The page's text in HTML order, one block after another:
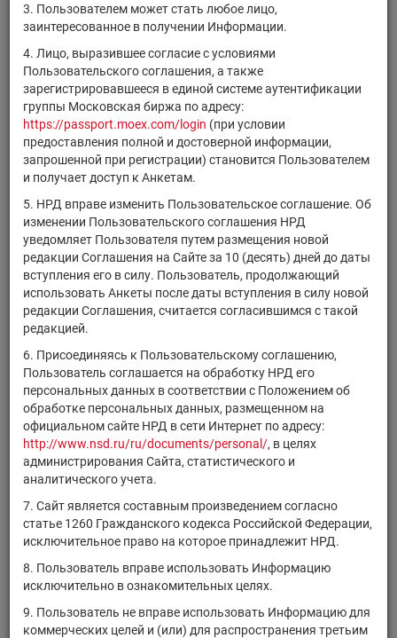
3. Пользователем может стать любое лицо,
заинтересованное в получении Информации.
4. Лицо, выразившее согласие с условиями
Пользовательского соглашения, а также
зарегистрировавшееся в единой системе аутентификации
группы Московская биржа по адресу:
https://passport.moex.com/login (при условии
предоставления полной и достоверной информации,
запрошенной при регистрации) становится Пользователем
и получает доступ к Анкетам.
5. НРД вправе изменить Пользовательское соглашение. Об
изменении Пользовательского соглашения НРД
уведомляет Пользователя путем размещения новой
редакции Соглашения на Сайте за 10 (десять) дней до даты
вступления его в силу. Пользователь, продолжающий
использовать Анкеты после даты вступления в силу новой
редакции Соглашения, считается согласившимся с такой
редакцией.
6. Присоединяясь к Пользовательскому соглашению,
Пользователь соглашается на обработку НРД его
персональных данных в соответствии с Положением об
обработке персональных данных, размещенном на
официальном сайте НРД в сети Интернет по адресу:
http://www.nsd.ru/ru/documents/personal/, в целях
администрирования Сайта, статистического и
аналитического учета.
7. Сайт является составным произведением согласно
статье 1260 Гражданского кодекса Российской Федерации,
исключительное право на которое принадлежит НРД.
8. Пользователь вправе использовать Информацию
исключительно в ознакомительных целях.
9. Пользователь не вправе использовать Информацию для
коммерческих целей и (или) для распространения третьим
06.08.2026
Показано 21-40 из 21391 найденных ценных бумаг.
Код НРД
Эмитент/ИФ/
ИП
Тип
финансового
инструмента
номер
RU000A0JVGL5
"НОТА-Банк"
(ПАО)
облигации 4B020402913B
RU000A0JTTG2
"НОТА-Банк"
RU000A0JUQZ6
"Промышленная
недвижимость"
ипотечные
сертификаты
участия
0011
RU000A0JQ8X5
"СДМ-Банк"
(ПАО)
акции 10101637B
RU000A0JQ8Y3
RU000A10DQ92
"СИНАРА-
Капитал" (ООО)
облигации
4B02-02-00137-L-
001P
RU000A10CP11
"СИНАРА-
Капитал" (ООО)
облигации
4B02-01-00137-L-
001P
RU000A1085A1
"СИНАРА-
Капитал" (ООО)
RU000A0JSDQ7
"Управляющая
компания БХХ
"Оргхим", АО
акции 1-01-17095-P
DE0005545503 1&1 Drillisch AG акции
US68243Q1067
FLOWERS.COM,
Inc.
акции